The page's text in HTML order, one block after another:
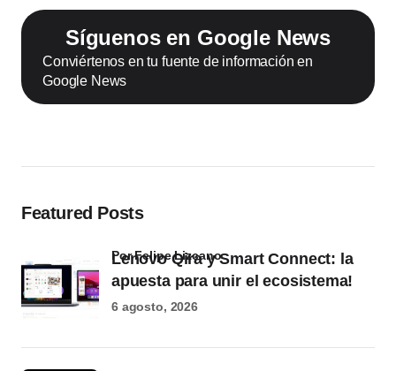
Síguenos en Google News
Conviértenos en tu fuente de información en
Google News
Featured Posts
Lenovo Qira y Smart Connect: la
apuesta para unir el ecosistema!
por Felipe Lizcano
6 agosto, 2026